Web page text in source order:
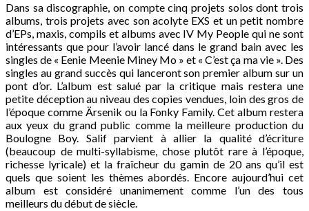
Dans sa discographie, on compte cinq projets solos dont trois
albums, trois projets avec son acolyte EXS et un petit nombre
d’EPs, maxis, compils et albums avec IV My People qui ne sont
intéressants que pour l’avoir lancé dans le grand bain avec les
singles de « Eenie Meenie Miney Mo » et « C’est ça ma vie ». Des
singles au grand succès qui lanceront son premier album sur un
pont d’or. L’album est salué par la critique mais restera une
petite déception au niveau des copies vendues, loin des gros de
l’époque comme Ärsenik ou la Fonky Family. Cet album restera
aux yeux du grand public comme la meilleure production du
Boulogne Boy. Salif parvient à allier la qualité d’écriture
(beaucoup de multi-syllabisme, chose plutôt rare à l’époque,
richesse lyricale) et la fraîcheur du gamin de 20 ans qu’il est
quels que soient les thèmes abordés. Encore aujourd’hui cet
album est considéré unanimement comme l’un des tous
meilleurs du début de siècle.